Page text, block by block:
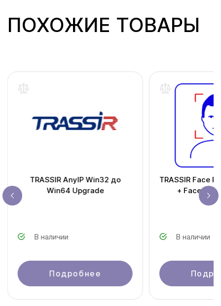
ПОХОЖИЕ ТОВАРЫ
TRASSIR AnyIP Win32 до
Win64 Upgrade
В наличии
Подробнее
TRASSIR Face
+ Face
В наличии